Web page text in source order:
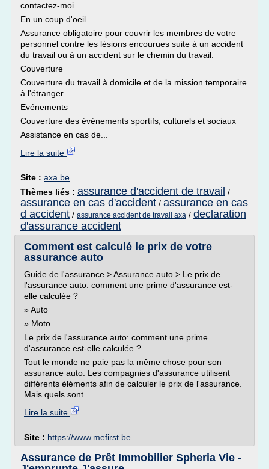
contactez-moi
En un coup d'oeil
Assurance obligatoire pour couvrir les membres de votre
personnel contre les lésions encourues suite à un accident
du travail ou à un accident sur le chemin du travail.
Couverture
Couverture du travail à domicile et de la mission temporaire
à l'étranger
Evénements
Couverture des événements sportifs, culturels et sociaux
Assistance en cas de...
Lire la suite
Site : axa.be
Thèmes liés : assurance d'accident de travail /
assurance en cas d'accident / assurance en cas
d accident / assurance accident de travail axa / declaration
d'assurance accident
Comment est calculé le prix de votre
assurance auto
Guide de l'assurance > Assurance auto > Le prix de
l'assurance auto: comment une prime d'assurance est-
elle calculée ?
» Auto
» Moto
Le prix de l'assurance auto: comment une prime
d'assurance est-elle calculée ?
Tout le monde ne paie pas la même chose pour son
assurance auto. Les compagnies d'assurance utilisent
différents éléments afin de calculer le prix de l'assurance.
Mais quels sont...
Lire la suite
Site : https://www.mefirst.be
Assurance de Prêt Immobilier Spheria Vie -